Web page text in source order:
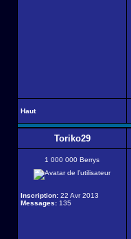
Haut
Toriko29
1 000 000 Berrys
Inscription: 22 Avr 2013
Messages: 135